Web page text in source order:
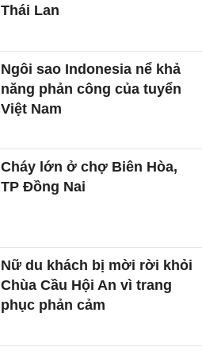
Thái Lan
Ngôi sao Indonesia nể khả
năng phản công của tuyển
Việt Nam
Cháy lớn ở chợ Biên Hòa,
TP Đồng Nai
Nữ du khách bị mời rời khỏi
Chùa Cầu Hội An vì trang
phục phản cảm